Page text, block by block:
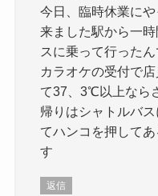
今日、臨時休業に
来ました駅から一
スに乗って行った
カラオケの受付で
て37、3℃以上なら
帰りはシャトルバ
てハンコを押して
す
返信